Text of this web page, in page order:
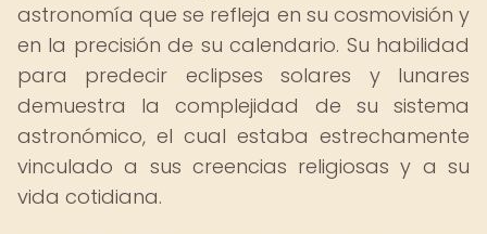
astronomía que se refleja en su cosmovisión y
en la precisión de su calendario. Su habilidad
para predecir eclipses solares y lunares
demuestra la complejidad de su sistema
astronómico, el cual estaba estrechamente
vinculado a sus creencias religiosas y a su
vida cotidiana.